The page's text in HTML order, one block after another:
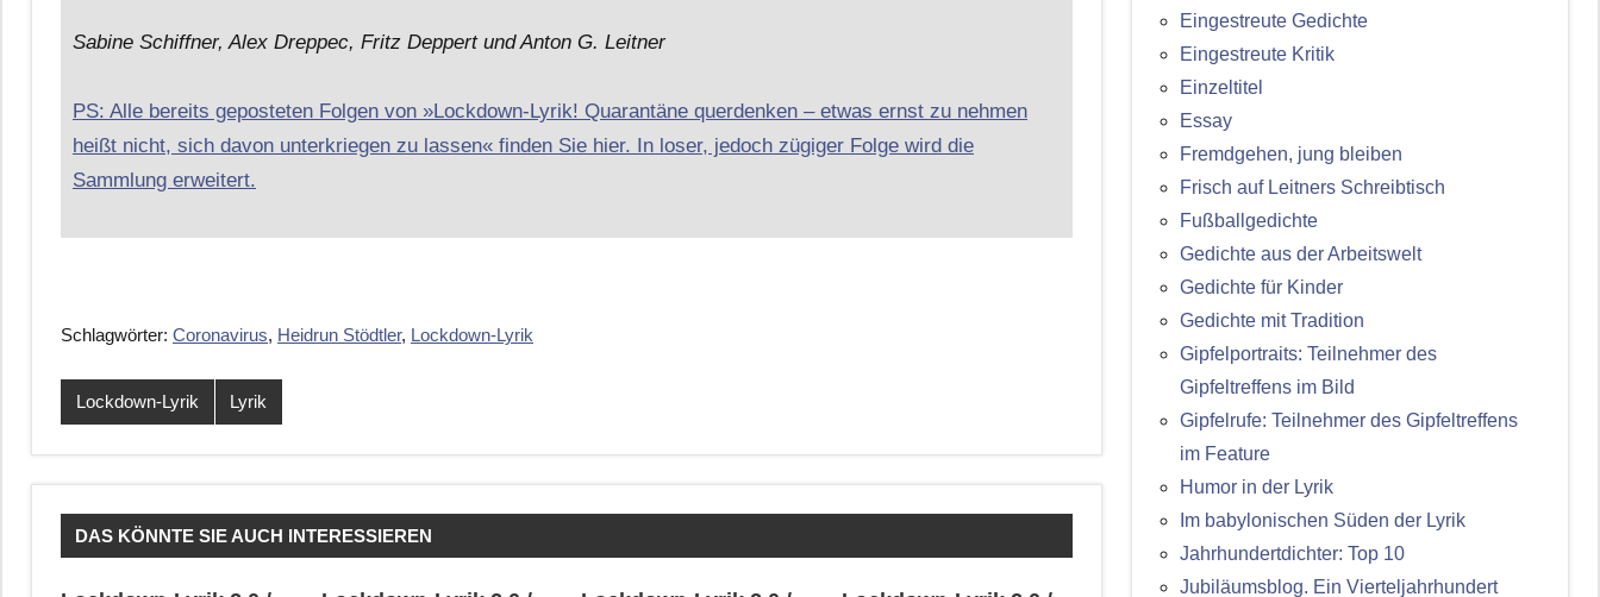
Sabine Schiffner, Alex Dreppec, Fritz Deppert und Anton G. Leitner
PS: Alle bereits geposteten Folgen von »Lockdown-Lyrik! Quarantäne querdenken – etwas ernst zu nehmen
heißt nicht, sich davon unterkriegen zu lassen« finden Sie hier. In loser, jedoch zügiger Folge wird die
Sammlung erweitert.
Schlagwörter: Coronavirus, Heidrun Stödtler, Lockdown-Lyrik
Lockdown-Lyrik Lyrik
DAS KÖNNTE SIE AUCH INTERESSIEREN
Eingestreute Gedichte
Eingestreute Kritik
Einzeltitel
Essay
Fremdgehen, jung bleiben
Frisch auf Leitners Schreibtisch
Fußballgedichte
Gedichte aus der Arbeitswelt
Gedichte für Kinder
Gedichte mit Tradition
Gipfelportraits: Teilnehmer des
Gipfeltreffens im Bild
Gipfelrufe: Teilnehmer des Gipfeltreffens
im Feature
Humor in der Lyrik
Im babylonischen Süden der Lyrik
Jahrhundertdichter: Top 10
Jubiläumsblog. Ein Vierteljahrhundert